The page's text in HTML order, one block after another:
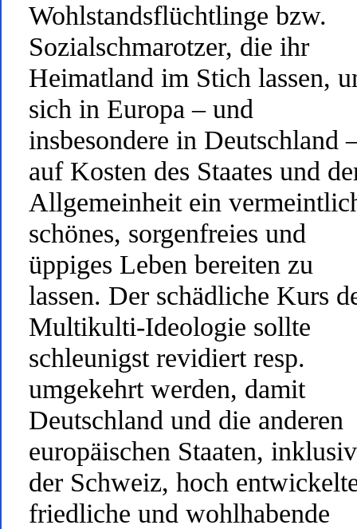
Wohlstandsflüchtlinge bzw.
Sozialschmarotzer, die ihr
Heimatland im Stich lassen,
sich in Europa – und
insbesondere in Deutschland
auf Kosten des Staates und
Allgemeinheit ein
schönes, sorgenfreies und
üppiges Leben bereiten zu
lassen. Der schädliche Kurs
Multikulti-Ideologie sollte
schleunigst revidiert resp.
umgekehrt werden, damit
Deutschland und die anderen
europäischen Staaten,
der Schweiz, hoch
friedliche und wohlhabende